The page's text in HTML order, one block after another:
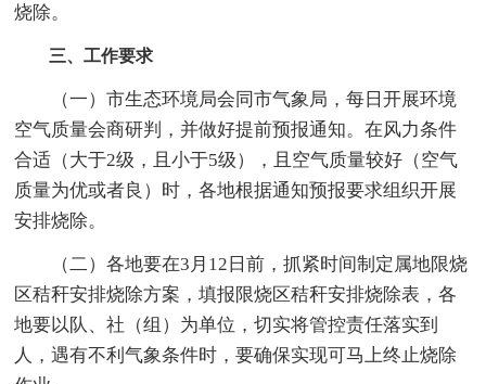
烧除。
三、工作要求
（一）市生态环境局会同市气象局，每日开展环境
空气质量会商研判，并做好提前预报通知。在风力条件
合适（大于2级，且小于5级），且空气质量较好（空气
质量为优或者良）时，各地根据通知预报要求组织开展
安排烧除。
（二）各地要在3月12日前，抓紧时间制定属地限烧
区秸秆安排烧除方案，填报限烧区秸秆安排烧除表，各
地要以队、社（组）为单位，切实将管控责任落实到
人，遇有不利气象条件时，要确保实现可马上终止烧除